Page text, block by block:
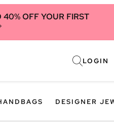
OFF YOUR FIRST
LOGIN
DESIGNER